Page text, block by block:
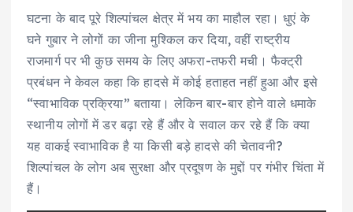
घटना के बाद पूरे शिल्पांचल क्षेत्र में भय का माहौल रहा। धुएं के
घने गुबार ने लोगों का जीना मुश्किल कर दिया, वहीं राष्ट्रीय
राजमार्ग पर भी कुछ समय के लिए अफरा-तफरी मची। फैक्ट्री
प्रबंधन ने केवल कहा कि हादसे में कोई हताहत नहीं हुआ और इसे
“स्वाभाविक प्रक्रिया” बताया। लेकिन बार-बार होने वाले धमाके
स्थानीय लोगों में डर बढ़ा रहे हैं और वे सवाल कर रहे हैं कि क्या
यह वाकई स्वाभाविक है या किसी बड़े हादसे की चेतावनी?
शिल्पांचल के लोग अब सुरक्षा और प्रदूषण के मुद्दों पर गंभीर चिंता में
हैं।